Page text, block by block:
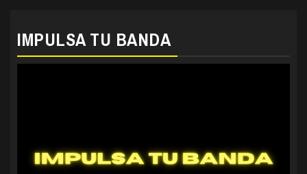
IMPULSA TU BANDA